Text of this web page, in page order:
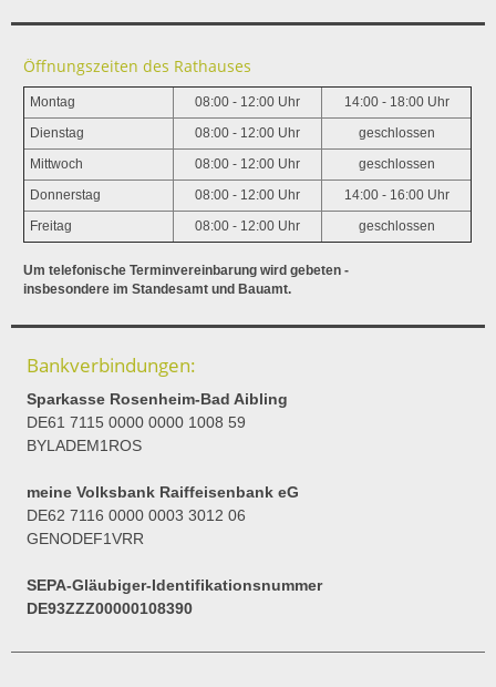
Öffnungszeiten des Rathauses
Montag 08:00 - 12:00 Uhr 14:00 - 18:00 Uhr
Dienstag 08:00 - 12:00 Uhr geschlossen
Mittwoch 08:00 - 12:00 Uhr geschlossen
Donnerstag 08:00 - 12:00 Uhr 14:00 - 16:00 Uhr
Freitag 08:00 - 12:00 Uhr geschlossen
Um telefonische Terminvereinbarung wird gebeten -
insbesondere im Standesamt und Bauamt.
Bankverbindungen:
Sparkasse Rosenheim-Bad Aibling
DE61 7115 0000 0000 1008 59
BYLADEM1ROS
meine Volksbank Raiffeisenbank eG
DE62 7116 0000 0003 3012 06
GENODEF1VRR
SEPA-Gläubiger-Identifikationsnummer
DE93ZZZ00000108390